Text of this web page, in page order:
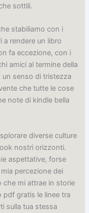
sottili.
stabiliamo con i
a rendere un libro
fa eccezione, con i
amici al termine della
senso di tristezza
che tutte le cose
note di kindle bella
diverse culture
nostri orizzonti.
aspettative, forse
percezione dei
che mi attrae in storie
pdf gratis le linee tra
sulla tua stessa